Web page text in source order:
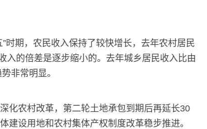
”时期，农民收入保持了较快增长，去年农村居民
入的倍差是逐步缩小的。去年城乡居民收入比由
非常明显。
化农村改革，第二轮土地承包到期后再延长30
建设用地和农村集体产权制度改革稳步推进。